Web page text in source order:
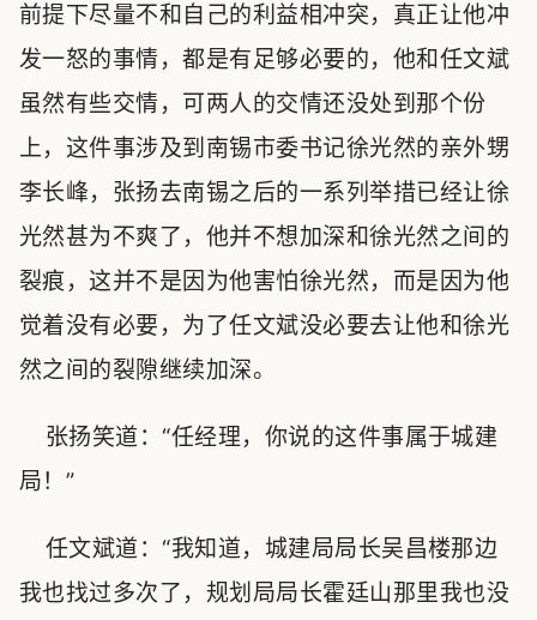
前提下尽量不和自己的利益相冲突，真正让他冲
发一怒的事情，都是有足够必要的，他和任文斌
虽然有些交情，可两人的交情还没处到那个份
上，这件事涉及到南锡市委书记徐光然的亲外甥
李长峰，张扬去南锡之后的一系列举措已经让徐
光然甚为不爽了，他并不想加深和徐光然之间的
裂痕，这并不是因为他害怕徐光然，而是因为他
觉着没有必要，为了任文斌没必要去让他和徐光
然之间的裂隙继续加深。
张扬笑道：“任经理，你说的这件事属于城建
局！”
任文斌道：“我知道，城建局局长吴昌楼那边
我也找过多次了，规划局局长霍廷山那里我也没